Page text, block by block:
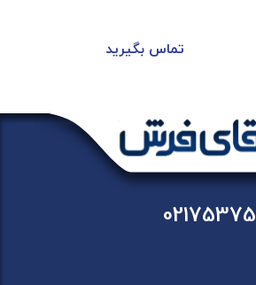
تماس بگیرید
02175375